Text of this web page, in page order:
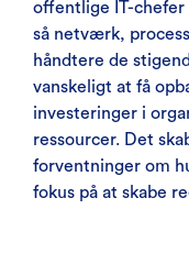
offentlige IT-chefer
så netværk,
håndtere de
vanskeligt at få
investeringer i
ressourcer. Det
forventninger om
fokus på at skabe